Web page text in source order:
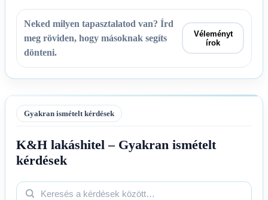
racionális
adós
alapja a
nettó el
Neked milyen tapasztalatod van? Írd
meg röviden, hogy másoknak segíts
dönteni.
Véleményt
írok
Gyakran ismételt kérdések
K&H lakáshitel – Gyakran ismételt
kérdések